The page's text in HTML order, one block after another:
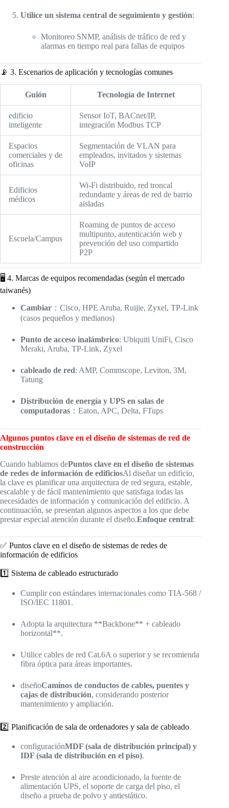
Utilice un sistema central de seguimiento y gestión:
Monitoreo SNMP, análisis de tráfico de red y
alarmas en tiempo real para fallas de equipos
📡 3. Escenarios de aplicación y tecnologías comunes
Guión Tecnología de Internet
edificio
inteligente
Sensor IoT, BACnet/IP,
integración Modbus TCP
Espacios
comerciales y de
oficinas
Segmentación de VLAN para
empleados, invitados y sistemas
VoIP
Edificios
médicos
Wi-Fi distribuido, red troncal
redundante y áreas de red de barrio
aisladas
Escuela/Campus
Roaming de puntos de acceso
multipunto, autenticación web y
prevención del uso compartido
P2P
🖥️ 4. Marcas de equipos recomendadas (según el mercado
taiwanés)
Cambiar ：Cisco, HPE Aruba, Ruijie, Zyxel, TP-Link
(casos pequeños y medianos)
Punto de acceso inalámbrico: Ubiquiti UniFi, Cisco
Meraki, Aruba, TP-Link, Zyxel
cableado de red: AMP, Commscope, Leviton, 3M,
Tatung
Distribución de energía y UPS en salas de
computadoras ：Eaton, APC, Delta, FTups
Algunos puntos clave en el diseño de sistemas de red de
construcción
Cuando hablamos dePuntos clave en el diseño de sistemas
de redes de información de edificiosAl diseñar un edificio,
la clave es planificar una arquitectura de red segura, estable,
escalable y de fácil mantenimiento que satisfaga todas las
necesidades de información y comunicación del edificio. A
continuación, se presentan algunos aspectos a los que debe
prestar especial atención durante el diseño.Enfoque central:
✅ Puntos clave en el diseño de sistemas de redes de
información de edificios
1️⃣ Sistema de cableado estructurado
Cumplir con estándares internacionales como TIA-568 /
ISO/IEC 11801.
Adopta la arquitectura **Backbone** + cableado
horizontal**.
Utilice cables de red Cat.6A o superior y se recomienda
fibra óptica para áreas importantes.
diseñoCaminos de conductos de cables, puentes y
cajas de distribución, considerando posterior
mantenimiento y ampliación.
2️⃣ Planificación de sala de ordenadores y sala de cableado
configuraciónMDF (sala de distribución principal) y
IDF (sala de distribución en el piso).
Preste atención al aire acondicionado, la fuente de
alimentación UPS, el soporte de carga del piso, el
diseño a prueba de polvo y antiestático.